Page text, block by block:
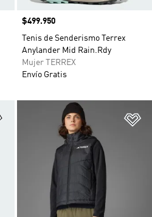
Precio
$499.950
Tenis de Senderismo Terrex
Anylander Mid Rain.Rdy
Mujer TERREX
Envío Gratis
Añadir a la lista de deseos